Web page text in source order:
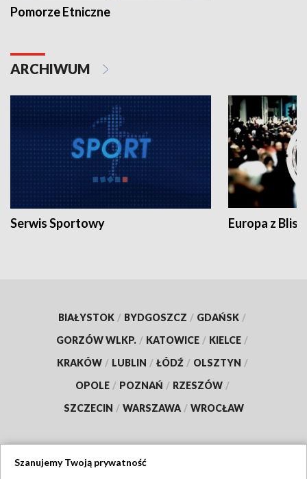
Pomorze Etniczne
ARCHIWUM
Serwis Sportowy Europa z
BIAŁYSTOK / BYDGOSZCZ / GDAŃSK /
GORZÓW WLKP. / KATOWICE / KIELCE /
KRAKÓW / LUBLIN / ŁÓDŹ / OLSZTYN /
OPOLE / POZNAŃ / RZESZÓW /
SZCZECIN / WARSZAWA / WROCŁAW
Szanujemy Twoją prywatność